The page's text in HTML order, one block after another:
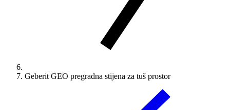
Geberit GEO pregradna stijena za tuš prostor